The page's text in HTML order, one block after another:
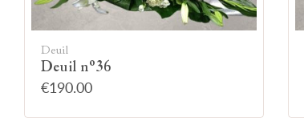
Deuil
Deuil n°36
€190.00